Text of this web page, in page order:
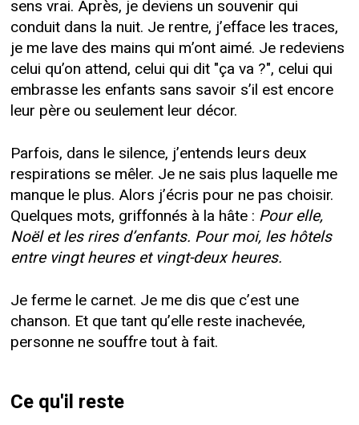
sens vrai. Après, je deviens un souvenir qui
conduit dans la nuit. Je rentre, j’efface les traces,
je me lave des mains qui m’ont aimé. Je redeviens
celui qu’on attend, celui qui dit "ça va ?", celui qui
embrasse les enfants sans savoir s’il est encore
leur père ou seulement leur décor.
Parfois, dans le silence, j’entends leurs deux
respirations se mêler. Je ne sais plus laquelle me
manque le plus. Alors j’écris pour ne pas choisir.
Quelques mots, griffonnés à la hâte : Pour elle,
Noël et les rires d’enfants. Pour moi, les hôtels
entre vingt heures et vingt-deux heures.
Je ferme le carnet. Je me dis que c’est une
chanson. Et que tant qu’elle reste inachevée,
personne ne souffre tout à fait.
Ce qu'il reste